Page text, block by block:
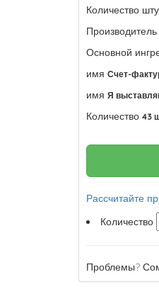
Количество
Производитель
Основной
имя Счет-
имя Я
Количество 43
Рассчитайте
Количество
Проблемы?